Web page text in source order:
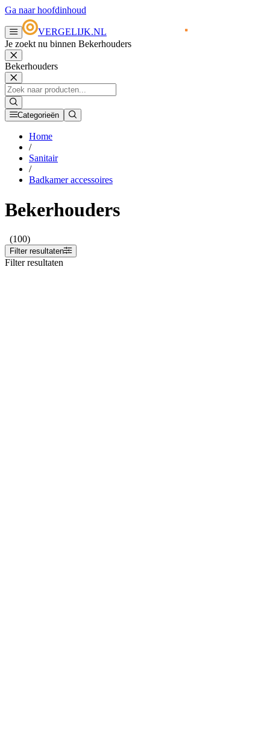
Ga naar hoofdinhoud
VERGELIJK.NL
Je zoekt nu binnen Bekerhouders
Bekerhouders
Categorieën
Home
/
Sanitair
/
Badkamer accessoires
Bekerhouders
(100)
Filter resultaten
Filter resultaten